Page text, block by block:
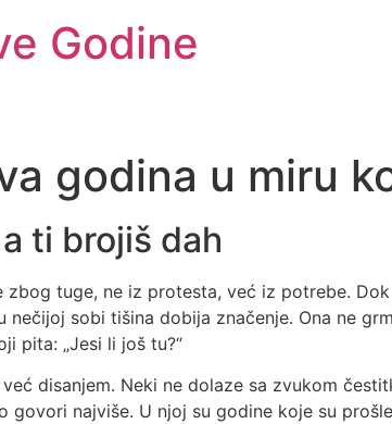
Godine
godina u miru
ti brojiš dah
zbog tuge, ne iz protesta, već iz potrebe.
sobi tišina dobija značenje. Ona ne
pita: „Jesi li još tu?“
disanjem. Neki ne dolaze sa zvukom
govori najviše. U njoj su godine koje su